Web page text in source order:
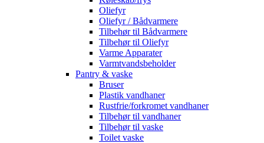
Oliefyr
Oliefyr / Bådvarmere
Tilbehør til Bådvarmere
Tilbehør til Oliefyr
Varme Apparater
Varmtvandsbeholder
Pantry & vaske
Bruser
Plastik vandhaner
Rustfrie/forkromet vandhaner
Tilbehør til vandhaner
Tilbehør til vaske
Toilet vaske